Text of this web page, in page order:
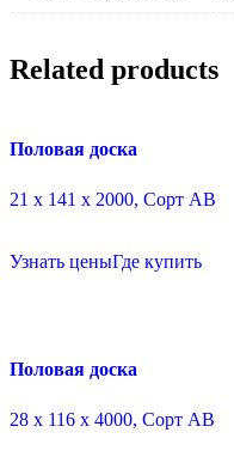
Related products
Половая доска
21 х 141 х 2000, Сорт АВ
Узнать ценыГде купить
Половая доска
28 х 116 х 4000, Сорт АВ